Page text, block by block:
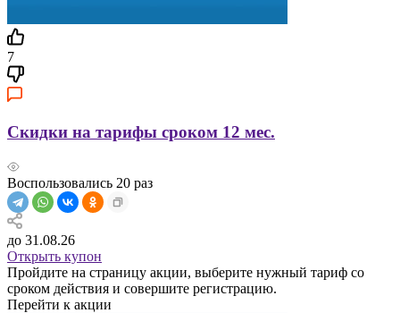
7
Скидки на тарифы сроком 12 мес.
Воспользовались 20 раз
до 31.08.26
Открыть купон
Пройдите на страницу акции, выберите нужный тариф со
сроком действия и совершите регистрацию.
Перейти к акции